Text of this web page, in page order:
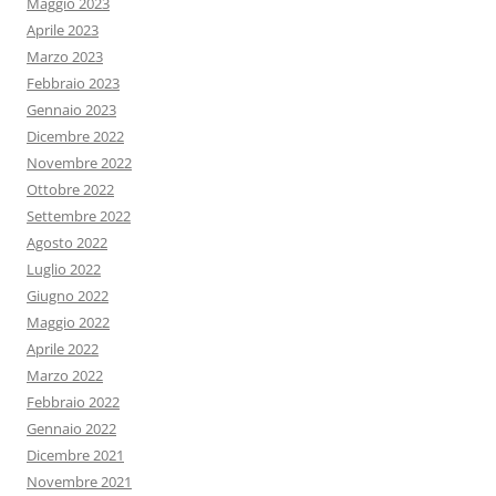
Aprile 2023
Marzo 2023
Febbraio 2023
Gennaio 2023
Dicembre 2022
Novembre 2022
Ottobre 2022
Settembre 2022
Agosto 2022
Luglio 2022
Giugno 2022
Maggio 2022
Aprile 2022
Marzo 2022
Febbraio 2022
Gennaio 2022
Dicembre 2021
Novembre 2021